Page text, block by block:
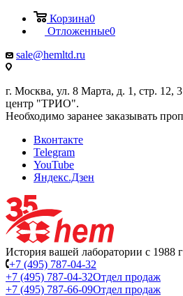
Корзина0
Отложенные0
sale@hemltd.ru
г. Москва, ул. 8 Марта, д. 1, стр. 12,
центр "ТРИО".
Необходимо заранее заказывать
Вконтакте
Telegram
YouTube
Яндекс.Дзен
История вашей лаборатории с 1988
+7 (495) 787-04-32
+7 (495) 787-04-32Отдел продаж
+7 (495) 787-66-09Отдел продаж